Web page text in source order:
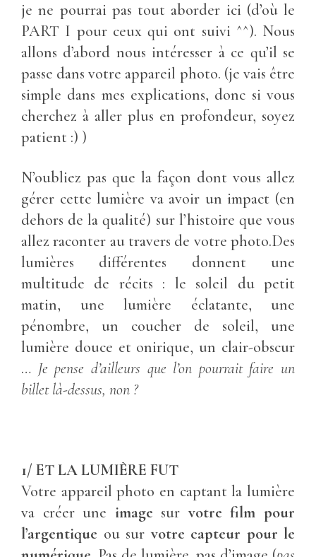
je ne pourrai pas tout aborder ici (d’où le
PART I pour ceux qui ont suivi ^^). Nous
allons d’abord nous intéresser à ce qu’il se
passe dans votre appareil photo. (je vais être
simple dans mes explications, donc si vous
cherchez à aller plus en profondeur, soyez
patient :) )
N’oubliez pas que la façon dont vous allez
gérer cette lumière va avoir un impact (en
dehors de la qualité) sur l’histoire que vous
allez raconter au travers de votre photo.Des
lumières différentes donnent une
multitude de récits : le soleil du petit
matin, une lumière éclatante, une
pénombre, un coucher de soleil, une
lumière douce et onirique, un clair-obscur
… Je pense d’ailleurs que l’on pourrait faire un
billet là-dessus, non ?
1/ ET LA LUMIÈRE FUT
Votre appareil photo en captant la lumière
va créer une image sur votre film pour
l’argentique ou sur votre capteur pour le